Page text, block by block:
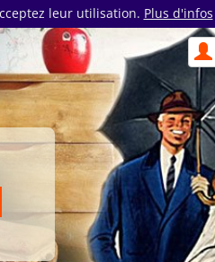
leur utilisation. Plus d'infos